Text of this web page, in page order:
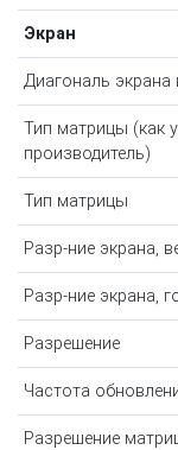
Экран
Диагональ
Тип матрицы (как
производитель)
Тип матрицы
Разр-ние экрана,
Разр-ние экрана,
Разрешение
Частота
Разрешение